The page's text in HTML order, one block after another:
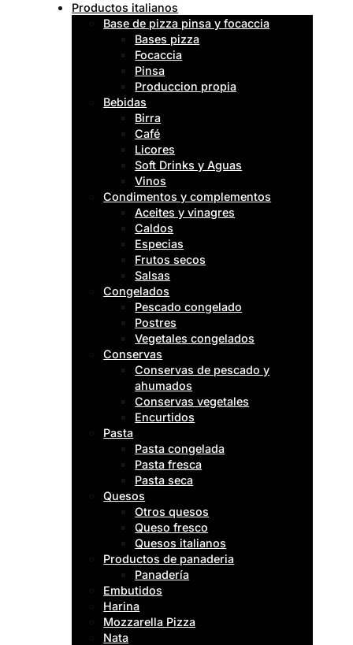
Productos italianos
Base de pizza pinsa y focaccia
Bases pizza
Focaccia
Pinsa
Produccion propia
Bebidas
Birra
Café
Licores
Soft Drinks y Aguas
Vinos
Condimentos y complementos
Aceites y vinagres
Caldos
Especias
Frutos secos
Salsas
Congelados
Pescado congelado
Postres
Vegetales congelados
Conservas
Conservas de pescado y
ahumados
Conservas vegetales
Encurtidos
Pasta
Pasta congelada
Pasta fresca
Pasta seca
Quesos
Otros quesos
Queso fresco
Quesos italianos
Productos de panaderia
Panadería
Embutidos
Harina
Mozzarella Pizza
Nata